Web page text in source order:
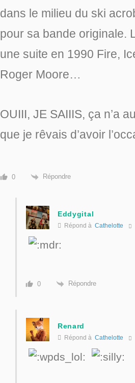
dans le milieu du ski
pour sa bande originale.
une suite en 1990 Fire,
Roger Moore…
OUIII, JE SAIIIS, ça n’a
que je rêvais d’avoir
0 Répondre
Eddygital
Répond à Cathelotte
0 Répondre
Renard
Répond à Cathelotte